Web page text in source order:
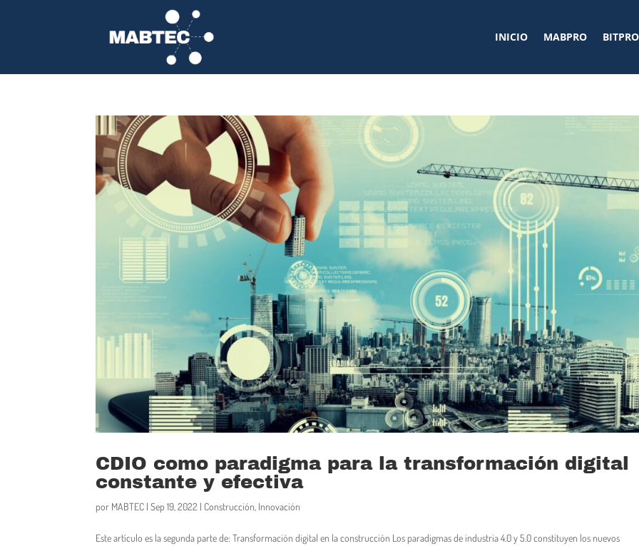
INICIO MABPRO BITPRO
CDIO como paradigma para la transformación digital
constante y efectiva
por MABTEC |Sep 19, 2022 | Construcción Innovación
Este artículo es la segunda parte de: Transformación digital en la construcción Los paradigmas de industria 4.0 y 5.0 constituyen los nuevos